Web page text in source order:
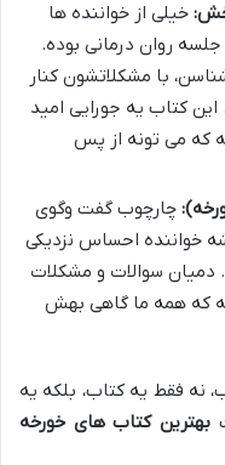
خیلی از خواننده ها
روان درمانی بوده.
با مشکلاتشون کنار
این کتاب یه جورایی امید
که می تونه از پس
چارچوب گفت وگوی
خواننده احساس نزدیکی
دمیان سوالات و مشکلات
که همه ما گاهی بهش
نه فقط یه کتاب، بلکه یه
بهترین کتاب های خورخه